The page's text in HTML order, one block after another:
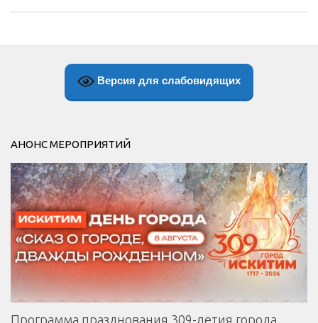
Версия для слабовидящих
АНОНС МЕРОПРИЯТИЙ
Программа празднования 309-летия города